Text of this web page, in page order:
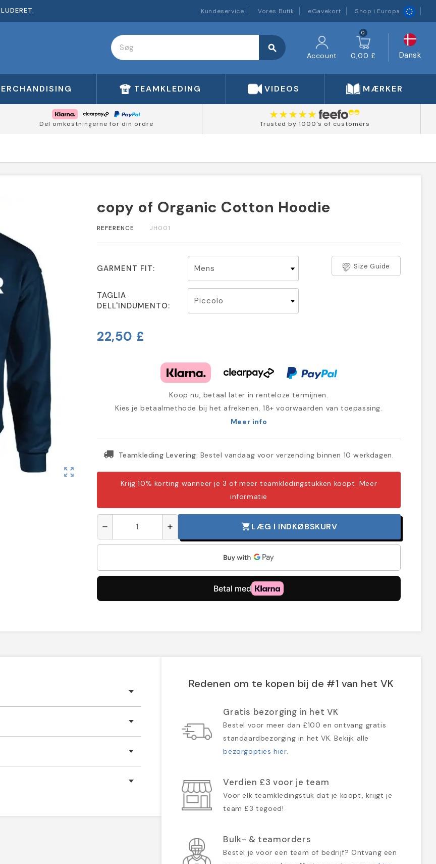
Kundeservice Vores Butik eGavekort Shop i Europa
search
Account
0
0,00 £ Dansk
TEAMKLEDING VIDEOS MÆRKER
Del omkostningerne for din ordre Trusted by 1000's of customers
zoom_out_map
copy of Organic Cotton Hoodie
REFERENCE JH001
GARMENT FIT: Size Guide
TAGLIA
DELL'INDUMENTO:
22,50 £
Koop nu, betaal later in renteloze termijnen.
Kies je betaalmethode bij het afrekenen. 18+ voorwaarden van toepassing.
Meer info
Teamkleding Levering: Bestel vandaag voor verzending binnen 10 werkdagen.
Krijg 10% korting wanneer je 3 of meer teamkledingstukken koopt. Meer
informatie
remove add shopping_cart LÆG I INDKØBSKURV
Redenen om te kopen bij de #1 van het VK
Gratis bezorging in het VK
Bestel voor meer dan £100 en ontvang gratis
standaardbezorging in het VK. Bekijk alle
bezorgopties hier.
Verdien £3 voor je team
Voor elk teamkledingstuk dat je koopt, krijgt je
team £3 tegoed!
Bulk- & teamorders
Bestel je voor een team of bedrijf? Ontvang een